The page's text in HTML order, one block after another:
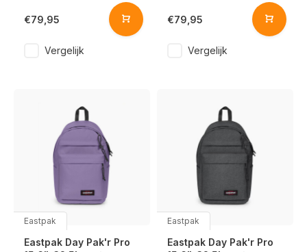
€79,95
Vergelijk
€79,95
Vergelijk
Eastpak
Eastpak Day Pak'r Pro
Eastpak
Eastpak Day Pak'r Pro